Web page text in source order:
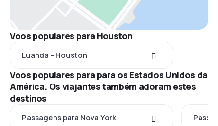
Voos populares para Houston
Luanda - Houston
Voos populares para para os Estados Unidos da
América. Os viajantes também adoram estes
destinos
Passagens para Nova York